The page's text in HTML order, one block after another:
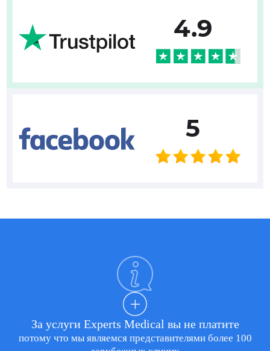
4.9
5
За услуги Experts Medical вы не платите
потому что мы являемся представителями более 100